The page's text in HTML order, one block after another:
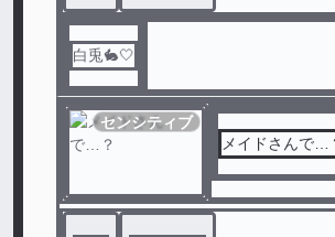
白兎🐇🤍
センシティブ
メイドさんで…